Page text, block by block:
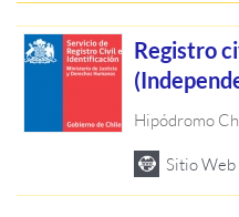
Registro
Hipódromo